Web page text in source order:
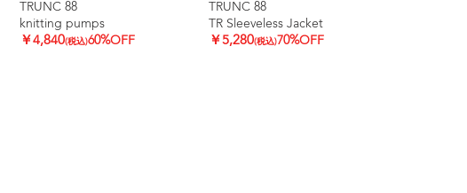
TRUNC 88
knitting pumps
￥4,840(税込)60%OFF
TRUNC 88
TR Sleeveless Jacket
￥5,280(税込)70%OFF